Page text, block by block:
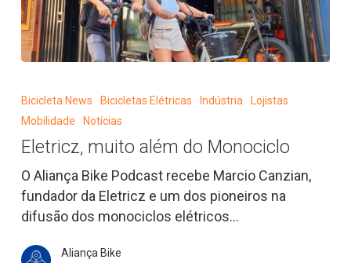
muito
além
Monociclo
Bicicleta News Bicicletas Elétricas Indústria
Lojistas
Mobilidade
Notícias
Eletricz, muito além do Monociclo
O Aliança Bike Podcast recebe Marcio Canzian,
fundador da Eletricz e um dos pioneiros na
difusão dos monociclos elétricos…
Aliança Bike